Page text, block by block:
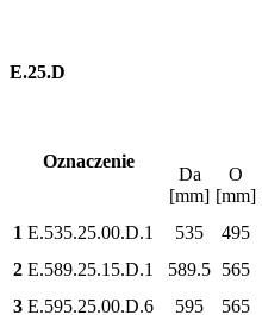
E.25.D
Oznaczenie
Da
[mm]
O
[mm]
1 E.535.25.00.D.1 535 495
2 E.589.25.15.D.1 589.5 565
3 E.595.25.00.D.6 595 565